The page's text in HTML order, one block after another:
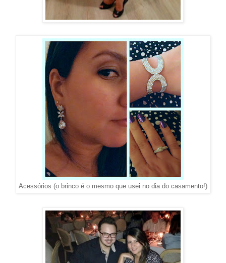
Acessórios (o brinco é o mesmo que usei no dia do casamento!)